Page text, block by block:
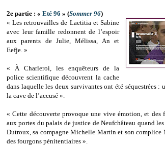
2e partie : « Eté 96 » (Sommer 96)
« Les retrouvailles de Laetitia et Sabine
avec leur famille redonnent de l’espoir
aux parents de Julie, Mélissa, An et
Eefje. »
« À Charleroi, les enquêteurs de la
police scientifique découvrent la cache
dans laquelle les deux survivantes ont été séquestrées :
la cave de l’accusé ».
« Cette découverte provoque une vive émotion, et des
aux portes du palais de justice de Neufchâteau quand
Dutroux, sa compagne Michelle Martin et son
des fourgons pénitentiaires ».